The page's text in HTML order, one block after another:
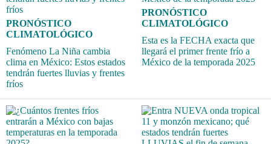
PRONÓSTICO
CLIMATOLÓGICO
Fenómeno La Niña cambia
clima en México: Estos estados
tendrán fuertes lluvias y frentes
fríos
PRONÓSTICO
CLIMATOLÓGICO
Esta es la FECHA exacta que
llegará el primer frente frío a
México de la temporada 2025